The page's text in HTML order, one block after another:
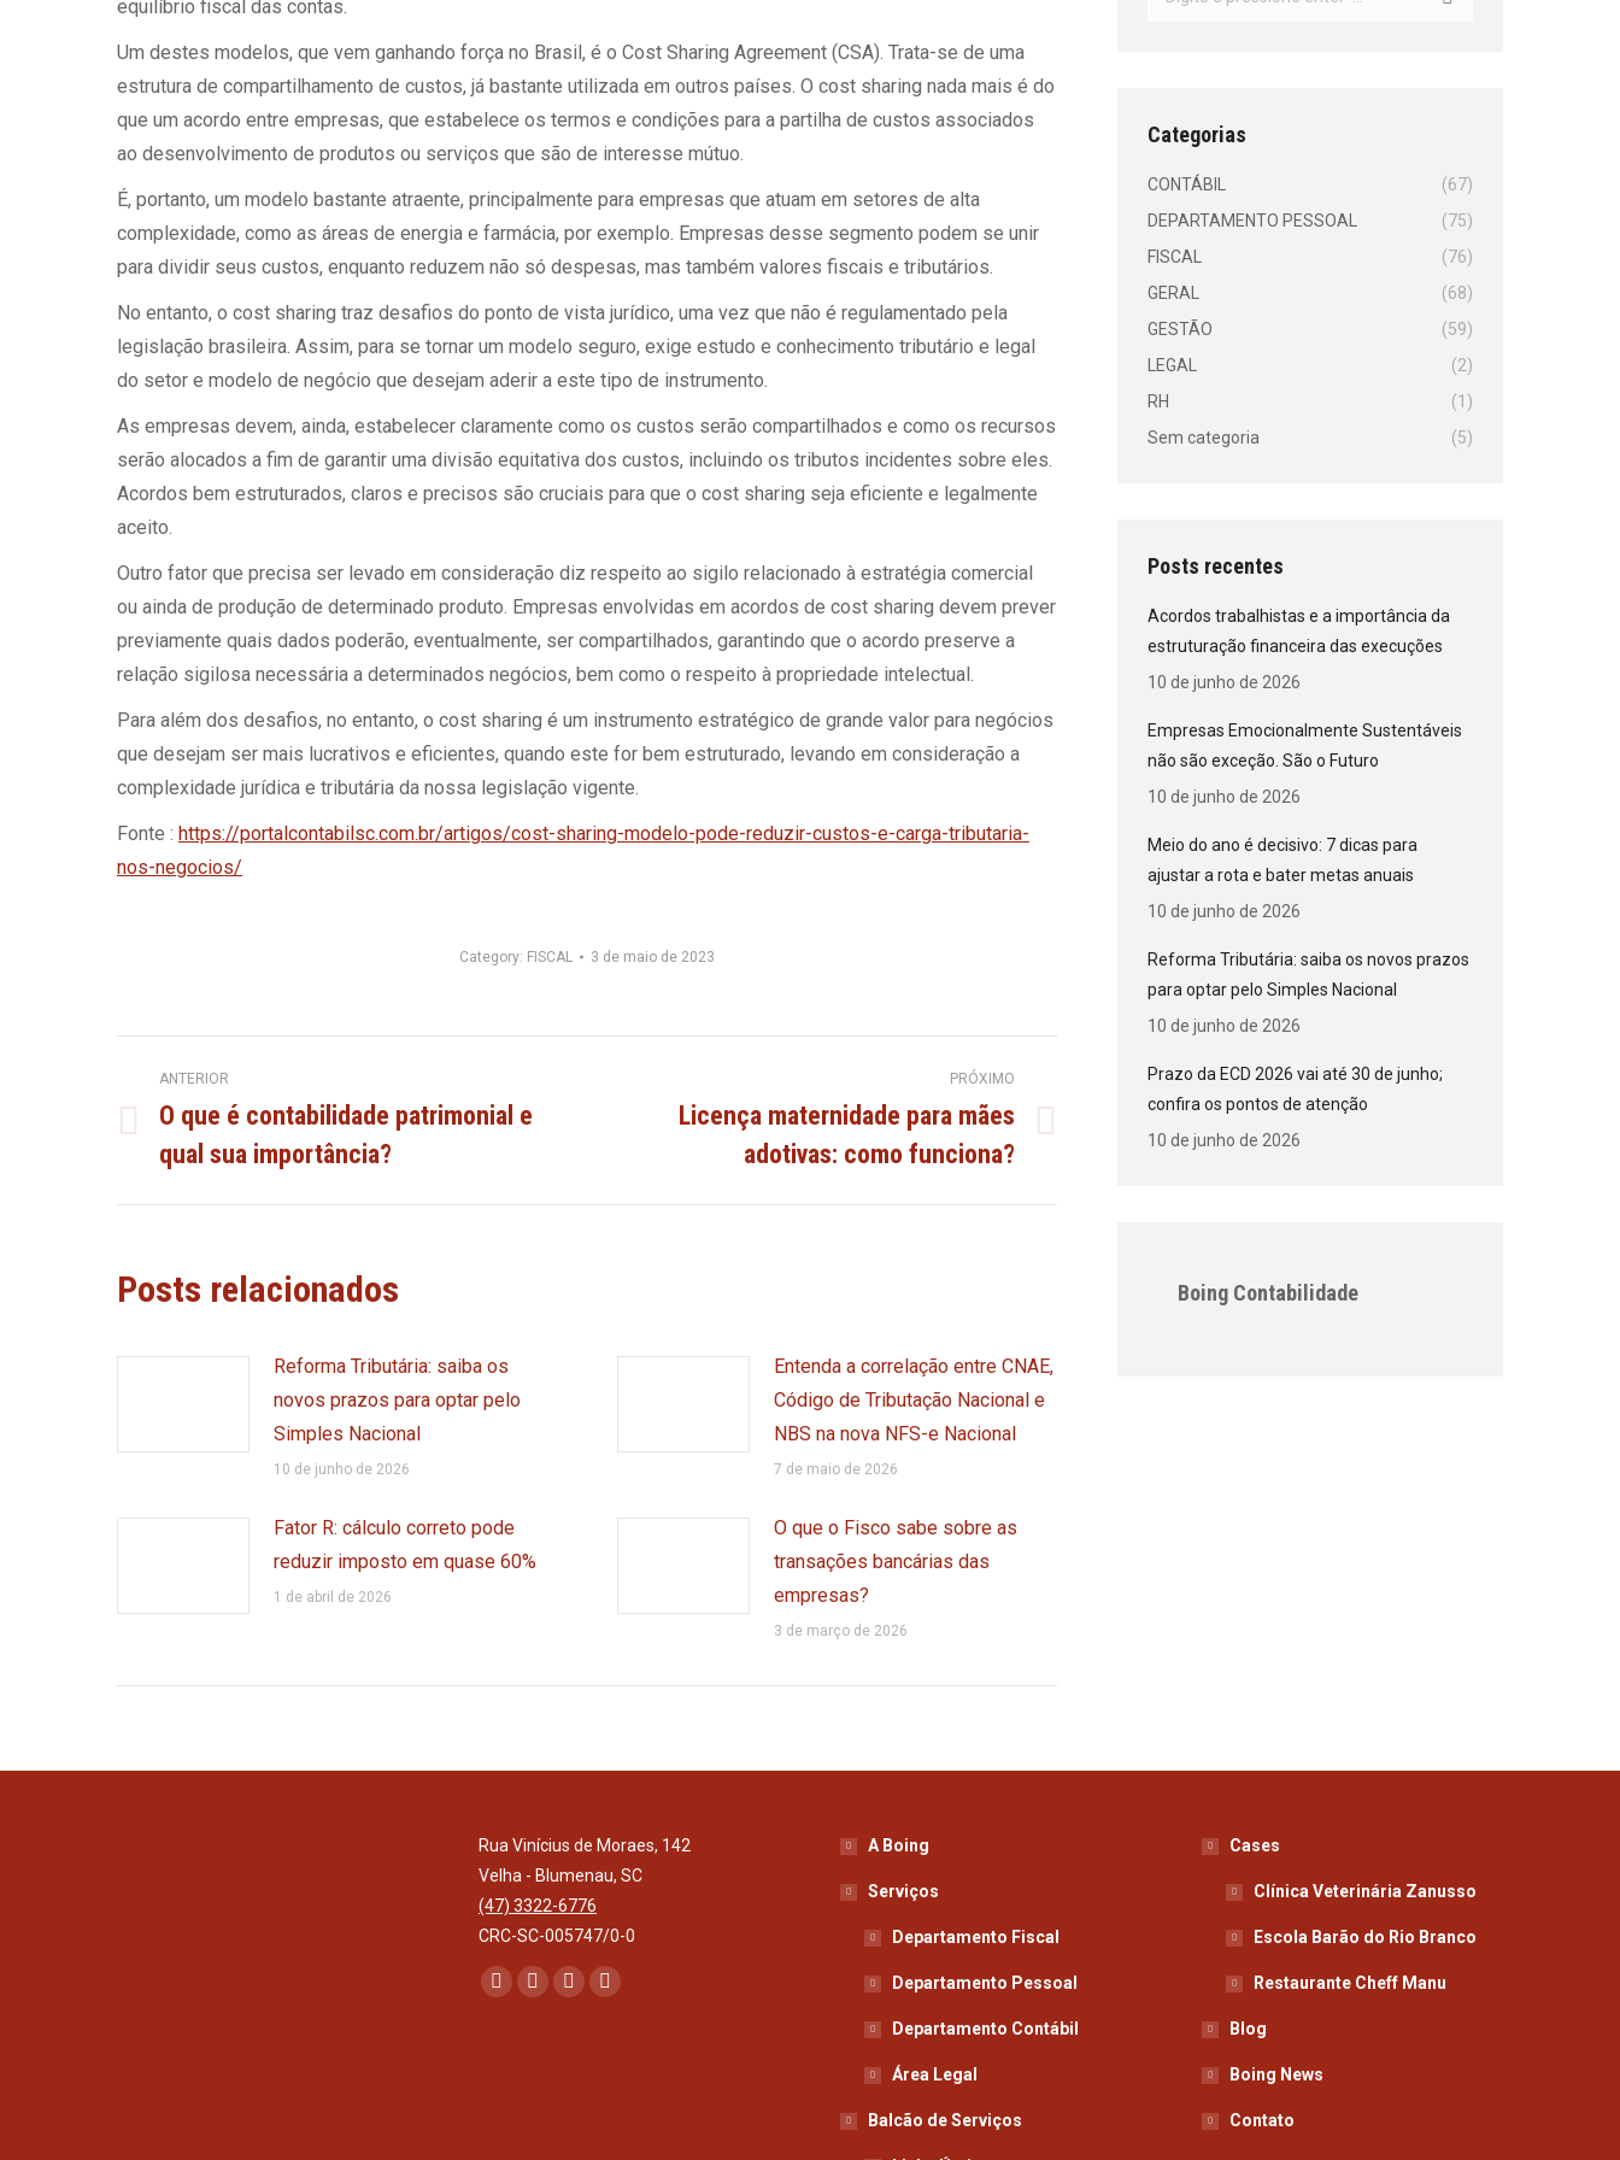
equilíbrio fiscal das contas.
Um destes modelos, que vem ganhando força no Brasil, é o Cost Sharing Agreement (CSA). Trata-se de uma
estrutura de compartilhamento de custos, já bastante utilizada em outros países. O cost sharing nada mais é do
que um acordo entre empresas, que estabelece os termos e condições para a partilha de custos associados
ao desenvolvimento de produtos ou serviços que são de interesse mútuo.
É, portanto, um modelo bastante atraente, principalmente para empresas que atuam em setores de alta
complexidade, como as áreas de energia e farmácia, por exemplo. Empresas desse segmento podem se unir
para dividir seus custos, enquanto reduzem não só despesas, mas também valores fiscais e tributários.
No entanto, o cost sharing traz desafios do ponto de vista jurídico, uma vez que não é regulamentado pela
legislação brasileira. Assim, para se tornar um modelo seguro, exige estudo e conhecimento tributário e legal
do setor e modelo de negócio que desejam aderir a este tipo de instrumento.
As empresas devem, ainda, estabelecer claramente como os custos serão compartilhados e como os recursos
serão alocados a fim de garantir uma divisão equitativa dos custos, incluindo os tributos incidentes sobre eles.
Acordos bem estruturados, claros e precisos são cruciais para que o cost sharing seja eficiente e legalmente
aceito.
Outro fator que precisa ser levado em consideração diz respeito ao sigilo relacionado à estratégia comercial
ou ainda de produção de determinado produto. Empresas envolvidas em acordos de cost sharing devem prever
previamente quais dados poderão, eventualmente, ser compartilhados, garantindo que o acordo preserve a
relação sigilosa necessária a determinados negócios, bem como o respeito à propriedade intelectual.
Para além dos desafios, no entanto, o cost sharing é um instrumento estratégico de grande valor para negócios
que desejam ser mais lucrativos e eficientes, quando este for bem estruturado, levando em consideração a
complexidade jurídica e tributária da nossa legislação vigente.
Fonte : https://portalcontabilsc.com.br/artigos/cost-sharing-modelo-pode-reduzir-custos-e-carga-tributaria-
nos-negocios/
Category: FISCAL 3 de maio de 2023
Navegação
de
post:
ANTERIOR
Post
anterior:
O que é contabilidade patrimonial e
qual sua importância?
PRÓXIMO
Licença maternidade para mães
adotivas: como funciona?
Posts relacionados
Reforma Tributária: saiba os
novos prazos para optar pelo
Simples Nacional
10 de junho de 2026
Entenda a correlação entre CNAE,
Código de Tributação Nacional e
NBS na nova NFS-e Nacional
7 de maio de 2026
Fator R: cálculo correto pode
reduzir imposto em quase 60%
1 de abril de 2026
O que o Fisco sabe sobre as
transações bancárias das
empresas?
3 de março de 2026
Categorias
CONTÁBIL
(67)
DEPARTAMENTO PESSOAL
(75)
FISCAL
(76)
GERAL
(68)
GESTÃO
(59)
LEGAL
(2)
RH
(1)
Sem categoria
(5)
Posts recentes
Acordos trabalhistas e a importância da
estruturação financeira das execuções
10 de junho de 2026
Empresas Emocionalmente Sustentáveis
não são exceção. São o Futuro
10 de junho de 2026
Meio do ano é decisivo: 7 dicas para
ajustar a rota e bater metas anuais
10 de junho de 2026
Reforma Tributária: saiba os novos prazos
para optar pelo Simples Nacional
10 de junho de 2026
Prazo da ECD 2026 vai até 30 de junho;
confira os pontos de atenção
10 de junho de 2026
Boing Contabilidade
Rua Vinícius de Moraes, 142
Velha - Blumenau, SC
(47) 3322-6776
CRC-SC-005747/0-0
Encontre-nos em:
FacebookInstagram
Mail Whatsapp
A Boing
Serviços
Departamento Fiscal
Departamento Pessoal
Departamento Contábil
Área Legal
Balcão de Serviços
Cases
Clínica Veterinária Zanusso
Escola Barão do Rio Branco
Restaurante Cheff Manu
Blog
Boing News
Contato